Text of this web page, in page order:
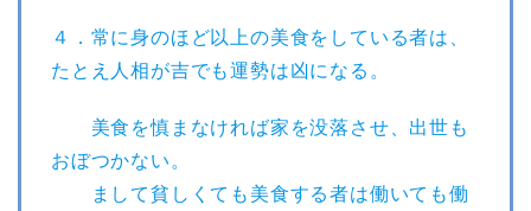
４．常に身のほど以上の美食をしている者は、
たとえ人相が吉でも運勢は凶になる。
美食を慎まなければ家を没落させ、出世も
おぼつかない。
まして貧しくても美食する者は働いても働